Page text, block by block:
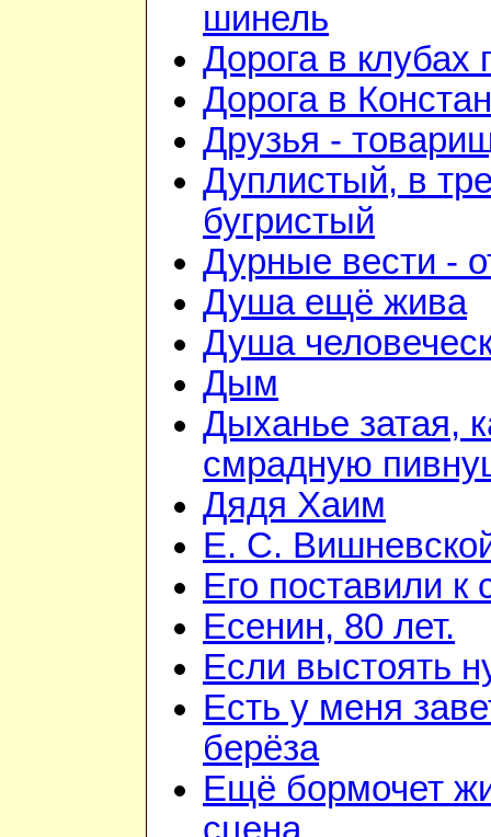
шинель
Дорога в клубах
Дорога в
Друзья -
Дуплистый, в
бугристый
Дурные вести -
Душа ещё жива
Душа
Дым
Дыханье затая,
смрадную
Дядя Хаим
Е. С.
Его поставили к
Есенин, 80 лет.
Если выстоять
Есть у меня
берёза
Ещё бормочет